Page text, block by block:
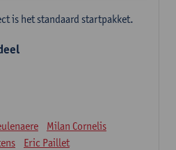
is het standaard startpakket.
Milan Cornelis
Eric Paillet